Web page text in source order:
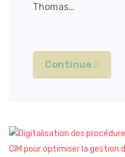
Thomas…
Continue